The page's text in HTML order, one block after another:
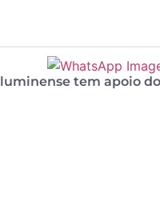
tem apoio